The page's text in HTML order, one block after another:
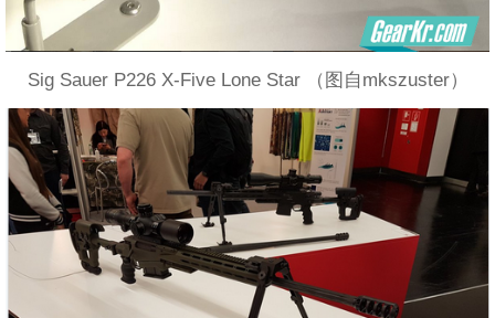
Sig Sauer P226 X-Five Lone Star （图自mkszuster）